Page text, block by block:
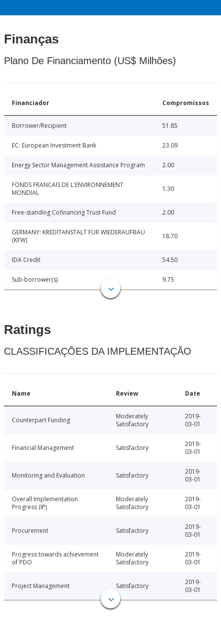
Finanças
Plano De Financiamento (US$ Milhões)
Financiador Compromissos
Borrower/Recipient 51.85
EC: European Investment Bank 23.09
Energy Sector Management Assistance Program 2.00
FONDS FRANCAIS DE L'ENVIRONNEMENT
MONDIAL
1.30
Free-standing Cofinancing Trust Fund 2.00
GERMANY: KREDITANSTALT FUR WIEDERAUFBAU
(KFW)
18.70
IDA Credit 54.50
Sub-borrower(s) 9.75
Ratings
CLASSIFICAÇÕES DA IMPLEMENTAÇÃO
Name Review Date
Counterpart Funding
Moderately
Satisfactory
2019-
03-01
Financial Management Satisfactory
2019-
03-01
Monitoring and Evaluation Satisfactory
2019-
03-01
Overall Implementation
Progress (IP)
Moderately
Satisfactory
2019-
03-01
Procurement Satisfactory
2019-
03-01
Progress towards achievement
of PDO
Moderately
Satisfactory
2019-
03-01
Project Management Satisfactory
2019-
03-01